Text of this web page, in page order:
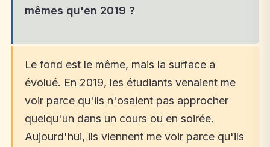
mêmes qu'en 2019 ?
Le fond est le même, mais la surface a
évolué. En 2019, les étudiants venaient me
voir parce qu'ils n'osaient pas approcher
quelqu'un dans un cours ou en soirée.
Aujourd'hui, ils viennent me voir parce qu'ils